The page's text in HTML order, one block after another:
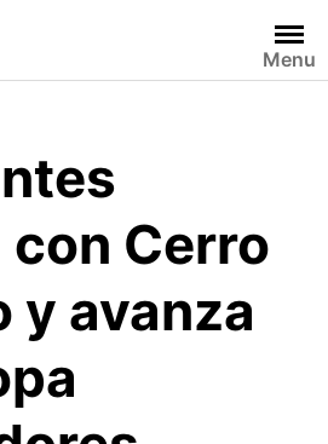
Menu
Cerro
y avanza